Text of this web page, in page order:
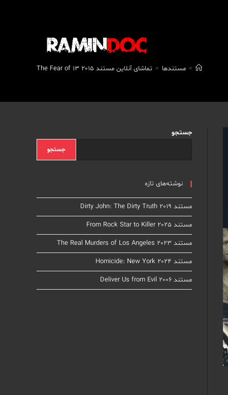
> مستندها > تماشای آنلاین مستند The Fear of 13 2015
جستجو
جستجو
نوشته‌های تازه
مستند Dirty John: The Dirty Truth 2019
مستند From Rock Star to Killer 2025
مستند The Real Murders of Los Angeles 2023
مستند Homicide: New York 2024
مستند Deliver Us from Evil 2006